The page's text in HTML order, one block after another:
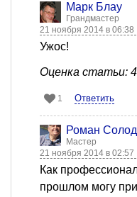
Марк Блау
Грандмастер
21 ноября 2014 в 06:38
Ужос!
Оценка статьи: 4
1 Ответить
Роман
Мастер
21 ноября 2014 в 02:57
Как
прошлом могу